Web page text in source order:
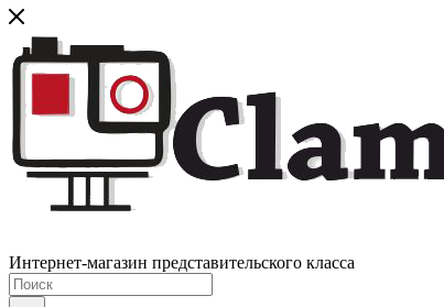
Интернет-магазин представительского класса